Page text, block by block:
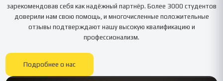
зарекомендовав себя как надёжный партнёр. Более 3000 студентов
доверили нам свою помощь, и многочисленные положительные
отзывы подтверждают нашу высокую квалификацию и
профессионализм.
Подробнее о нас